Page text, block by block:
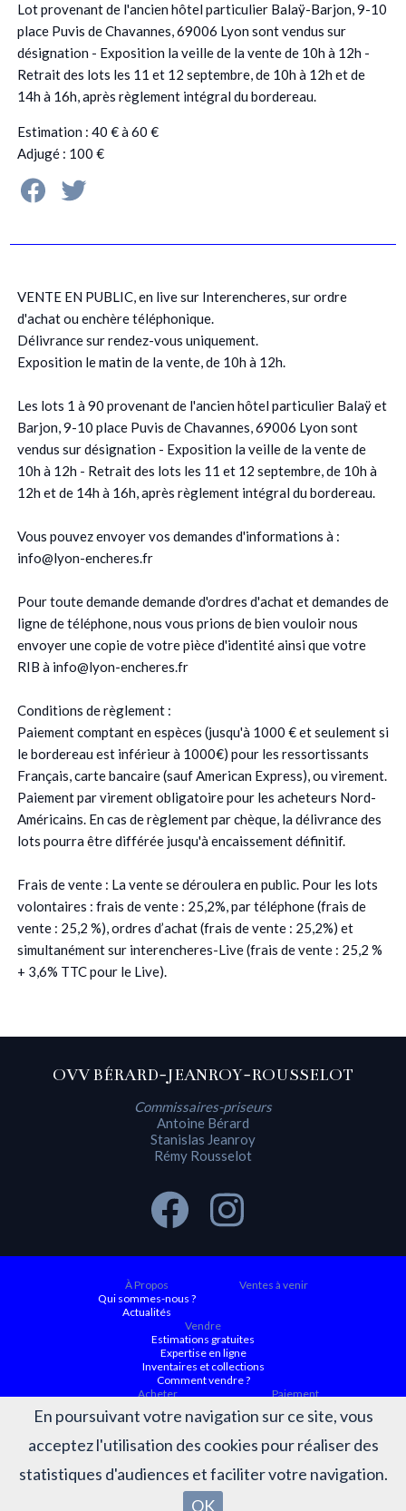
En poursuivant votre navigation sur ce site, vous
acceptez l'utilisation des cookies pour réaliser des
statistiques d'audiences et faciliter votre navigation.
OK
Lot provenant de l'ancien hôtel particulier Balaÿ-Barjon, 9-10
place Puvis de Chavannes, 69006 Lyon sont vendus sur
désignation - Exposition la veille de la vente de 10h à 12h -
Retrait des lots les 11 et 12 septembre, de 10h à 12h et de
14h à 16h, après règlement intégral du bordereau.
Estimation : 40 € à 60 €
Adjugé : 100 €
VENTE EN PUBLIC, en live sur Interencheres, sur ordre
d'achat ou enchère téléphonique.
Délivrance sur rendez-vous uniquement.
Exposition le matin de la vente, de 10h à 12h.
Les lots 1 à 90 provenant de l'ancien hôtel particulier Balaÿ et
Barjon, 9-10 place Puvis de Chavannes, 69006 Lyon sont
vendus sur désignation - Exposition la veille de la vente de
10h à 12h - Retrait des lots les 11 et 12 septembre, de 10h à
12h et de 14h à 16h, après règlement intégral du bordereau.
Vous pouvez envoyer vos demandes d'informations à :
info@lyon-encheres.fr
Pour toute demande demande d'ordres d'achat et demandes de
ligne de téléphone, nous vous prions de bien vouloir nous
envoyer une copie de votre pièce d'identité ainsi que votre
RIB à info@lyon-encheres.fr
Conditions de règlement :
Paiement comptant en espèces (jusqu'à 1000 € et seulement si
le bordereau est inférieur à 1000€) pour les ressortissants
Français, carte bancaire (sauf American Express), ou virement.
Paiement par virement obligatoire pour les acheteurs Nord-
Américains. En cas de règlement par chèque, la délivrance des
lots pourra être différée jusqu'à encaissement définitif.
Frais de vente : La vente se déroulera en public. Pour les lots
volontaires : frais de vente : 25,2%, par téléphone (frais de
vente : 25,2 %), ordres d’achat (frais de vente : 25,2%) et
simultanément sur interencheres-Live (frais de vente : 25,2 %
+ 3,6% TTC pour le Live).
OVV BÉRARD-JEANROY-ROUSSELOT
Commissaires-priseurs
Antoine Bérard
Stanislas Jeanroy
Rémy Rousselot
À Propos
Qui sommes-nous ?
Actualités
Ventes à venir
Vendre
Estimations gratuites
Expertise en ligne
Inventaires et collections
Comment vendre ?
Acheter
Ordre d'achat
Paiement
Résultats
Résultats des ventes
Judiciaire ACTAURA